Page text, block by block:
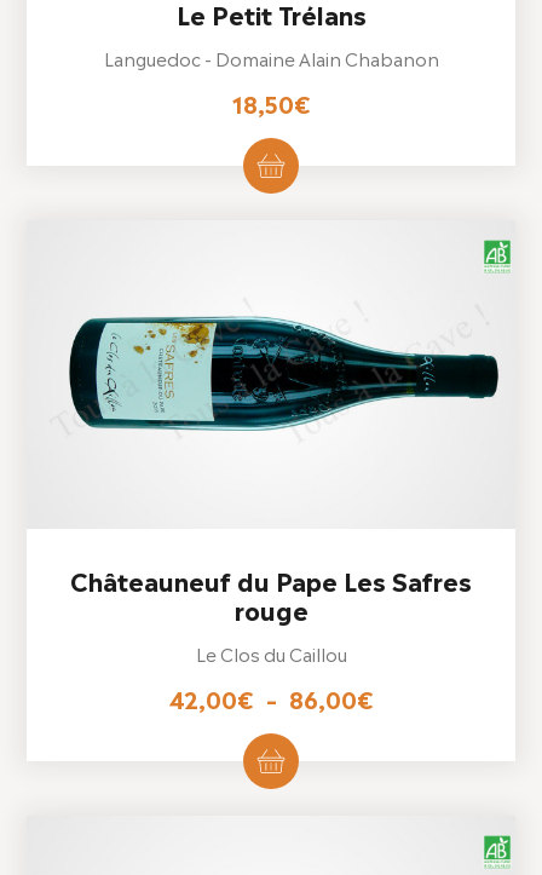
Le Petit Trélans
Languedoc - Domaine Alain Chabanon
18,50€
Châteauneuf du Pape Les Safres
rouge
Le Clos du Caillou
42,00€ – 86,00€Plage
Ce
produit
a
plusieurs